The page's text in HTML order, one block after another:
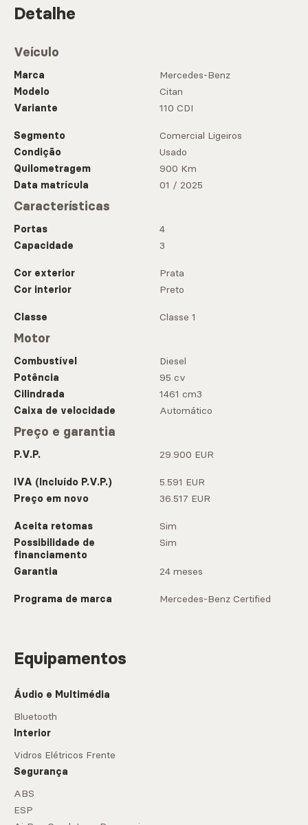
Detalhe
Veículo
Marca
Mercedes-Benz
Modelo
Citan
Variante
110 CDI
Segmento
Comercial Ligeiros
Condição
Usado
Quilometragem
900 Km
Data matrícula
01 / 2025
Características
Portas
4
Capacidade
3
Cor exterior
Prata
Cor interior
Preto
Classe Classe 1
Motor
Combustível
Diesel
Potência
95 cv
Cilindrada
1461 cm3
Caixa de velocidade
Automático
Preço e garantia
P.V.P. 29.900 EUR
IVA (Incluído P.V.P.)
5.591 EUR
Preço em novo
36.517 EUR
Aceita retomas
Sim
Possibilidade de
financiamento
Sim
Garantia 24 meses
Programa de marca Mercedes-Benz Certified
Equipamentos
Áudio e Multimédia
Bluetooth
Interior
Vidros Elétricos Frente
Segurança
ABS
ESP